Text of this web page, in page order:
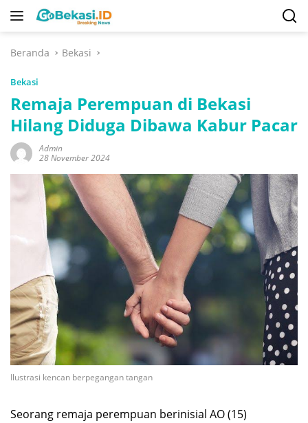
Langsung
Beranda
Bekasi
Bekasi
Remaja Perempuan di Bekasi
Hilang Diduga Dibawa Kabur Pacar
Admin
28 November 2024
Ilustrasi kencan berpegangan tangan
Seorang remaja perempuan berinisial AO (15)